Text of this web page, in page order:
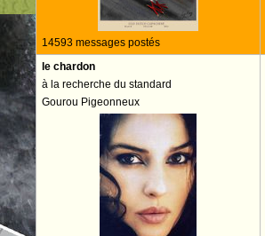
14593 messages postés
le chardon
à la recherche du standard
Gourou Pigeonneux